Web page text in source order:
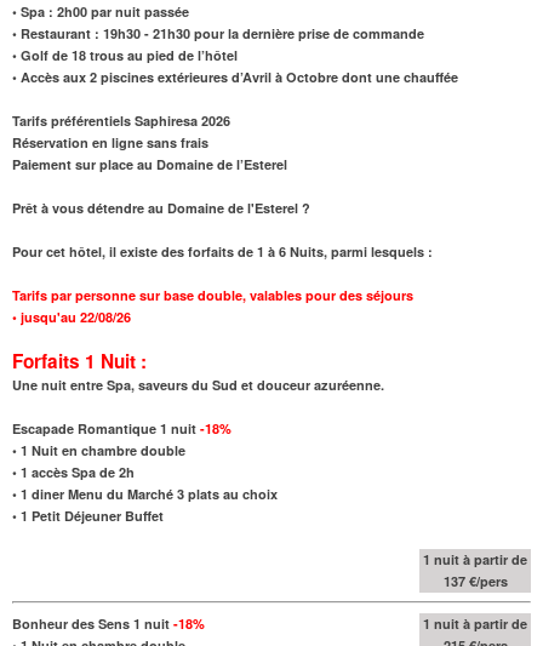
• Spa : 2h00 par nuit passée
• Restaurant : 19h30 - 21h30 pour la dernière prise de commande
• Golf de 18 trous au pied de l’hôtel
• Accès aux 2 piscines extérieures d’Avril à Octobre dont une chauffée
Tarifs préférentiels Saphiresa 2026
Réservation en ligne sans frais
Paiement sur place au Domaine de l’Esterel
Prêt à vous détendre au Domaine de l'Esterel ?
Pour cet hôtel, il existe des forfaits de 1 à 6 Nuits, parmi lesquels :
Tarifs par personne sur base double, valables pour des séjours
• jusqu'au 22/08/26
Forfaits 1 Nuit :
Une nuit entre Spa, saveurs du Sud et douceur azuréenne.
Escapade Romantique 1 nuit -18%
• 1 Nuit en chambre double
• 1 accès Spa de 2h
• 1 diner Menu du Marché 3 plats au choix
• 1 Petit Déjeuner Buffet
1 nuit à partir de
137 €/pers
Bonheur des Sens 1 nuit -18%
1 nuit à partir de